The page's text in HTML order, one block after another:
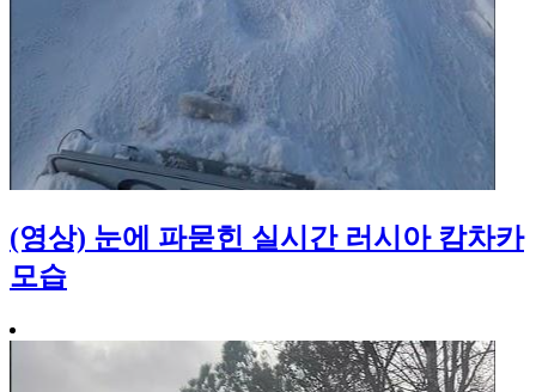
(영상) 눈에 파묻힌 실시간 러시아 캄차카
모습